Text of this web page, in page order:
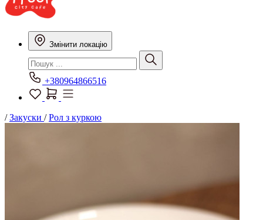
Змінити локацію
+380964866516
/Закуски /Рол з куркою